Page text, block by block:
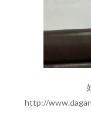
http://